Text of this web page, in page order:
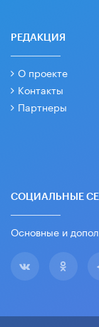
РЕДАКЦИЯ
О проекте
Контакты
Партнеры
СОЦИАЛЬНЫЕ
Основные и